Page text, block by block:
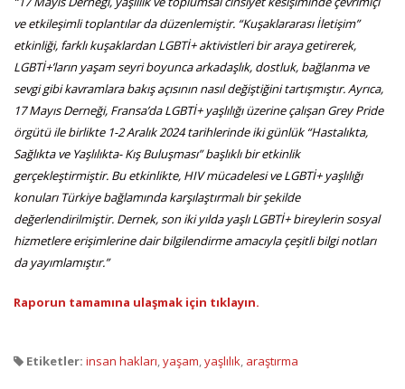
ve etkileşimli toplantılar da düzenlemiştir. “Kuşaklararası İletişim”
etkinliği, farklı kuşaklardan LGBTİ+ aktivistleri bir araya getirerek,
LGBTİ+’ların yaşam seyri boyunca arkadaşlık, dostluk, bağlanma ve
sevgi gibi kavramlara bakış açısının nasıl değiştiğini tartışmıştır. Ayrıca,
17 Mayıs Derneği, Fransa’da LGBTİ+ yaşlılığı üzerine çalışan Grey Pride
örgütü ile birlikte 1-2 Aralık 2024 tarihlerinde iki günlük “Hastalıkta,
Sağlıkta ve Yaşlılıkta- Kış Buluşması” başlıklı bir etkinlik
gerçekleştirmiştir. Bu etkinlikte, HIV mücadelesi ve LGBTİ+ yaşlılığı
konuları Türkiye bağlamında karşılaştırmalı bir şekilde
değerlendirilmiştir. Dernek, son iki yılda yaşlı LGBTİ+ bireylerin sosyal
hizmetlere erişimlerine dair bilgilendirme amacıyla çeşitli bilgi notları
da yayımlamıştır.”
Raporun tamamına ulaşmak için tıklayın.
Etiketler: insan hakları,yaşam,yaşlılık, araştırma